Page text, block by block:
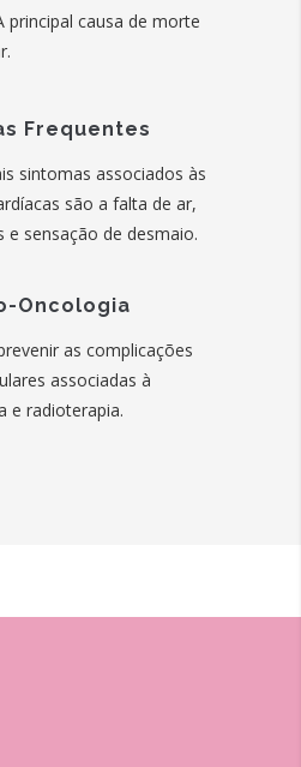
principal causa de morte
Frequentes
sintomas associados às
são a falta de ar,
e sensação de desmaio.
Oncologia
as complicações
associadas à
e radioterapia.